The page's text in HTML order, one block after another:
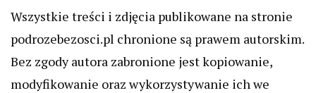
Wszystkie treści i zdjęcia publikowane na stronie
podrozebezosci.pl chronione są prawem autorskim.
Bez zgody autora zabronione jest kopiowanie,
modyfikowanie oraz wykorzystywanie ich we